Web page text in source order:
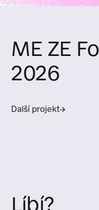
ME ZE
2026
Další projekt→